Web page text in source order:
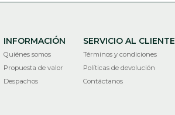
INFORMACIÓN
Quiénes somos
Propuesta de valor
Despachos
SERVICIO AL CLIENTE
Términos y condiciones
Políticas de devolución
Contáctanos